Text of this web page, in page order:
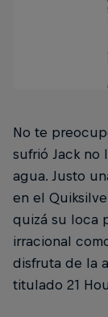
No te
sufrió Jack no
agua. Justo
en el
quizá su loca
irracional
disfruta de la
titulado 21